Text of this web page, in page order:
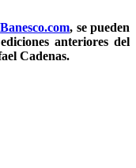
, se pueden
anteriores del
Cadenas.